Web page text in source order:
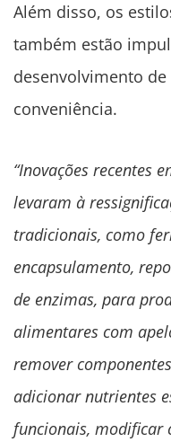
Além disso, os
também estão
desenvolvimento
conveniência.
“Inovações recentes
levaram à
tradicionais, como
encapsulamento,
de enzimas, para
alimentares com
remover
adicionar nutrientes
funcionais, modificar